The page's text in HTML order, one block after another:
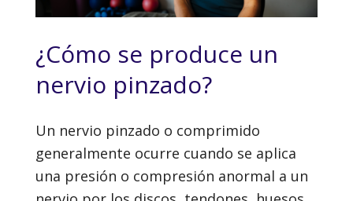
¿Cómo se produce un
nervio pinzado?
Un nervio pinzado o comprimido
generalmente ocurre cuando se aplica
una presión o compresión anormal a un